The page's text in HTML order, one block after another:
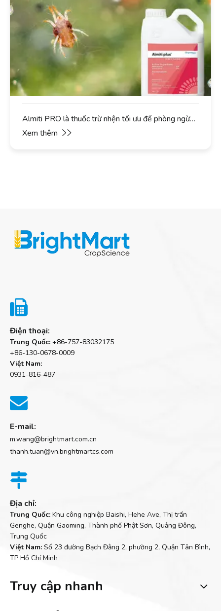
Almiti PRO là thuốc trừ nhện tối ưu để phòng ngừa
và kiểm soát hiệu quả nhện đỏ cam quýt vào mùa
Xem thêm

Điện thoại:
Trung Quốc: +86-757-83032175
+86-130-0678-0009
Việt Nam:
0931-816-487

E-mail:
m.wang@brightmart.com.cn
thanh.tuan@vn.brightmartcs.com

Địa chỉ:
Trung Quốc: Khu công nghiệp Baishi, Hehe Ave, Thị trấn
Genghe, Quận Gaoming, Thành phố Phật Sơn, Quảng Đông,
Trung Quốc
Việt Nam: Số 23 đường Bạch Đằng 2, phường 2, Quận Tân Bình,
TP Hồ Chí Minh
Truy cập nhanh